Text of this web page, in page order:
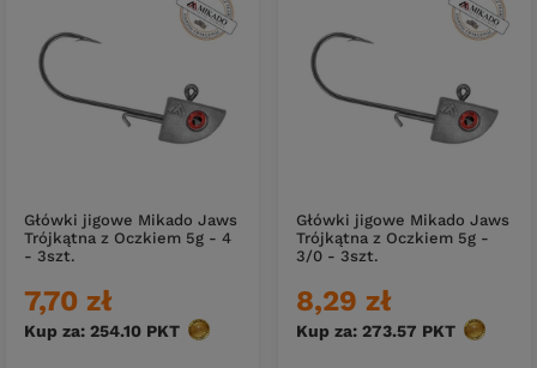
Główki jigowe Mikado Jaws
Trójkątna z Oczkiem 5g - 4
- 3szt.
7,70 zł
Kup za: 254.10 PKT punktów
Główki jigowe Mikado Jaws
Trójkątna z Oczkiem 5g -
3/0 - 3szt.
8,29 zł
Kup za: 273.57 PKT punktów